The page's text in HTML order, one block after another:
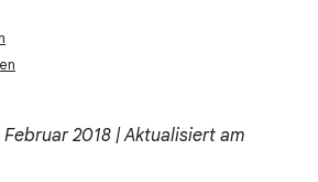
2018 | Aktualisiert am